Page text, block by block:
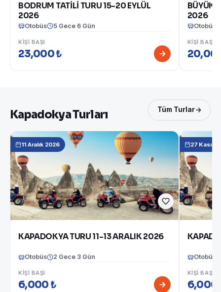
BODRUM TATİLİ TURU 15-20 EYLÜL
2026
Otobüs 5 Gece 6 Gün
KIŞI BAŞI
23,000 ₺
BÜYÜK
2026
Otobüs
KIŞI BAŞI
Kapadokya Turları Tüm Turlar
11 Aralık 2026
KAPADOKYA TURU 11-13 ARALIK 2026
Otobüs 2 Gece 3 Gün
KIŞI BAŞI
6,000 ₺
27 Kasım
Otobüs
KIŞI BAŞI
6,000